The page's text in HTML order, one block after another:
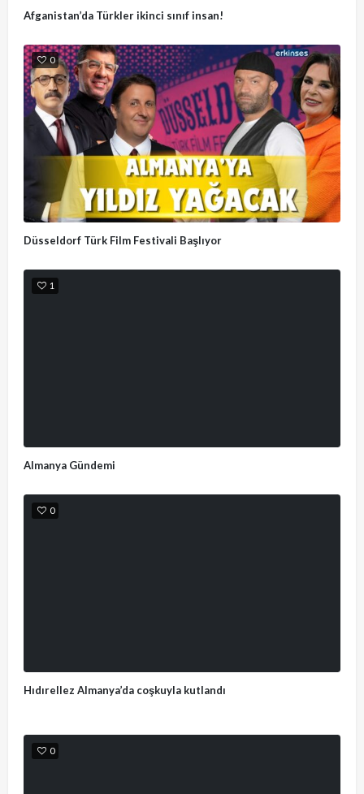
Afganistan’da Türkler ikinci sınıf insan!
0
Düsseldorf Türk Film Festivali Başlıyor
1
Almanya Gündemi
0
Hıdırellez Almanya’da coşkuyla kutlandı
0